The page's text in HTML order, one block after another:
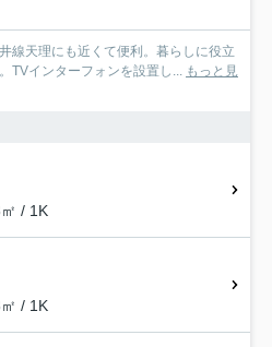
線天理にも近くて便利。暮らしに役立
TVインターフォンを設置し...
もっと見
/ 1K
/ 1K